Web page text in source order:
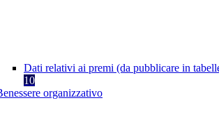
Dati relativi ai premi (da pubblicare in
10
organizzativo